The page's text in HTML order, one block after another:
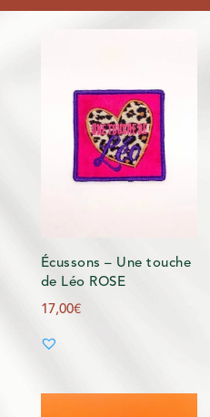
Écussons – Une touche
de Léo ROSE
17,00€